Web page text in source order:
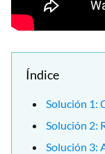
Índice
Solución 1:
Solución 2:
Solución 3: